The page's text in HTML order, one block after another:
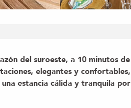
del suroeste, a 10 minutos de
elegantes y confortables,
estancia cálida y tranquila por